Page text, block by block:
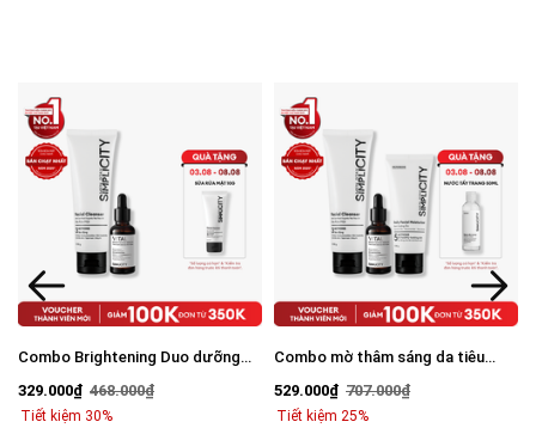
Combo Brightening Duo dưỡng
mặt 100g & Serum Vital 30ml
329.000₫ 468.000₫
Tiết kiệm 30%
Combo mờ thâm sáng da tiêu
529.000₫ 707.000₫
Tiết kiệm 25%